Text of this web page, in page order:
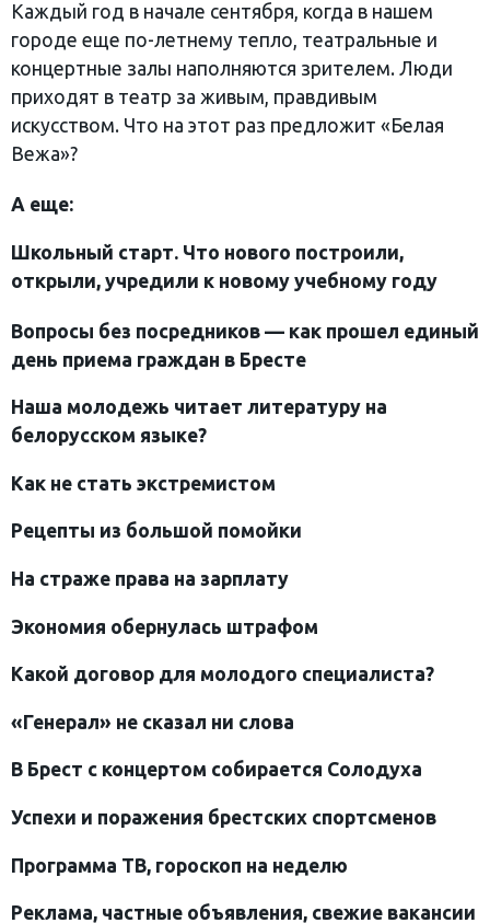
Каждый год в начале сентября, когда в нашем
городе еще по-летнему тепло, театральные и
концертные залы наполняются зрителем. Люди
приходят в театр за живым, правдивым
искусством. Что на этот раз предложит «Белая
Вежа»?
А еще:
Школьный старт. Что нового построили,
открыли, учредили к новому учебному году
Вопросы без посредников — как прошел единый
день приема граждан в Бресте
Наша молодежь читает литературу на
белорусском языке?
Как не стать экстремистом
Рецепты из большой помойки
На страже права на зарплату
Экономия обернулась штрафом
Какой договор для молодого специалиста?
«Генерал» не сказал ни слова
В Брест с концертом собирается Солодуха
Успехи и поражения брестских спортсменов
Программа ТВ, гороскоп на неделю
Реклама, частные объявления, свежие вакансии